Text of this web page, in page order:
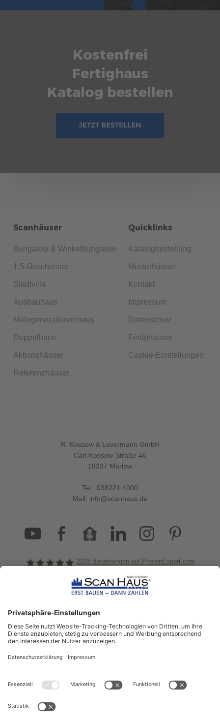
Kostenfrei
Fertighaus
Katalog bestellen
JETZT BESTELLEN
Scanhäuser
Bungalow & Winkelbungalow
1,5-Geschosser
Stadtvilla
Ausbauhaus
Mehrgenerationenhaus
Doppelhaus
Aktionshäuser
Referenzhäuser
Quicklinks
Katalogbestellung
Musterhäuser
Kontakt
Impressum
Datenschutz
Fertighäuser
Cookie-Einstellungen
R. Kossow & Levermann GmbH
Carl-Kossow-Straße 46
18337 Marlow
Tel.: 038221 4000
Mail: info@scanhaus.de
ScanHaus Marlow
2203Bewertungen auf ProvenExpert.com
informiert!
Aktuelle News rund um ScanHaus &
das Thema Hausbau
Sofort informiert über neue Artikel
ZUM NEWSLETTER ANMELDEN